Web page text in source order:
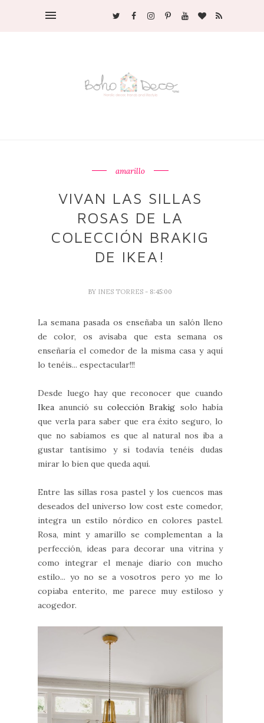
amarillo
VIVAN LAS SILLAS
ROSAS DE LA
COLECCIÓN BRAKIG
DE IKEA!
BY INES TORRES - 8:45:00
La semana pasada os enseñaba un salón lleno
de color, os avisaba que esta semana os
enseñaría el comedor de la misma casa y aquí
lo tenéis... espectacular!!!
Desde luego hay que reconocer que cuando
Ikeaanunció sucolección Brakig solo había
que verla para saber que era éxito seguro, lo
que no sabíamos es que al natural nos iba a
gustar tantísimo y si todavía tenéis dudas
mirar lo bien que queda aquí.
Entre las sillas rosa pastel y los cuencos mas
deseados del universo low cost este comedor,
integra un estilo nórdico en colores pastel.
Rosa, mint y amarillo se complementan a la
perfección, ideas para decorar una vitrina y
como integrar el menaje diario con mucho
estilo... yo no se a vosotros pero yo me lo
copiaba enterito, me parece muy estiloso y
acogedor.